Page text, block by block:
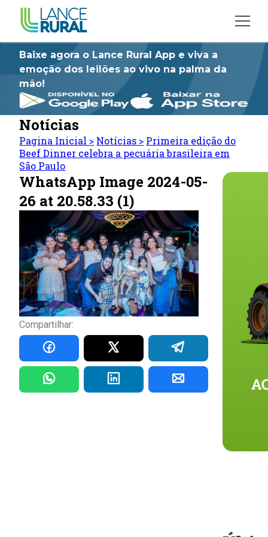
Baixe agora o Lance Rural App e viva a
emoção dos leilões ao vivo na palma da
mão!
Notícias
Pagina Inicial > Notícias > Primeira edição do
Beef Dinner celebra a pecuária brasileira em
São Paulo
WhatsApp Image 2024-05-
26 at 20.58.33 (1)
Compartilhar: